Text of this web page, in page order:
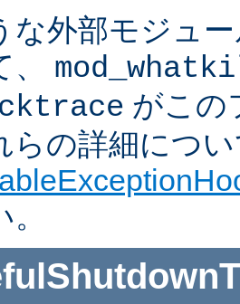
な外部モジュ
、
がこの
らの詳細につ